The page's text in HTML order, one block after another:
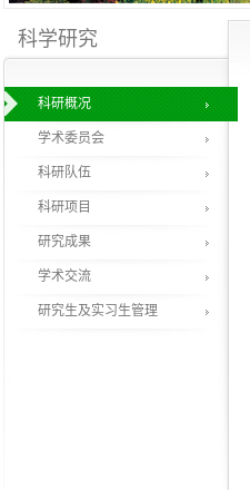
科学研究
科研概况
学术委员会
科研队伍
科研项目
研究成果
学术交流
研究生及实习生管理